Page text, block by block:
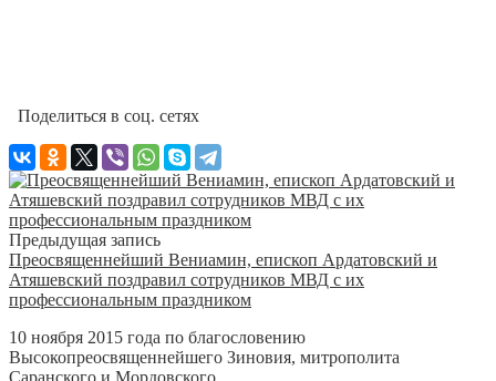
Поделиться в соц. сетях
Предыдущая запись
Преосвященнейший Вениамин, епископ Ардатовский и
Атяшевский поздравил сотрудников МВД с их
профессиональным праздником
10 ноября 2015 года по благословению
Высокопреосвященнейшего Зиновия, митрополита
Саранского и Мордовского,...